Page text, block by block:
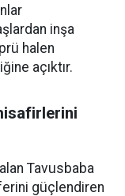
inşa
halen
açıktır.
Tavusbaba
güçlendiren